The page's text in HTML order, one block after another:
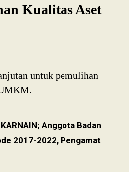
Kualitas Aset
untuk pemulihan
Anggota Badan
2017-2022, Pengamat